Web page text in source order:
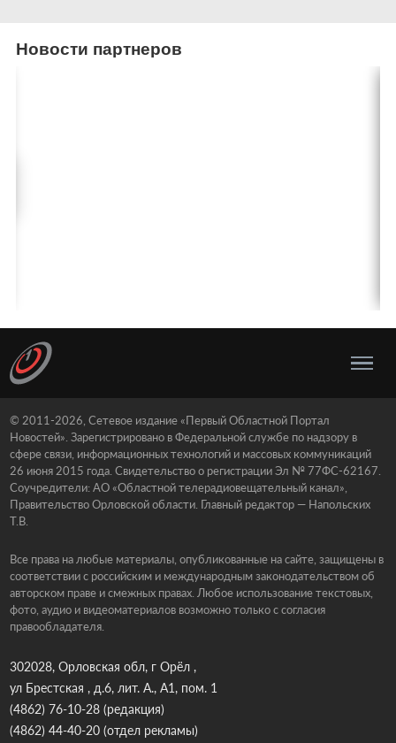
Новости партнеров
© 2011-2026, Сетевое издание «Первый Областной Портал
Новостей». Зарегистрировано в Федеральной службе по надзору в
сфере связи, информационных технологий и массовых коммуникаций
26 июня 2015 года. Свидетельство о регистрации Эл № 77ФС-62167.
Соучредители: АО «Областной телерадиовещательный канал»,
Правительство Орловской области. Главный редактор — Напольских
Т.В.
Все права на любые материалы, опубликованные на сайте, защищены в
соответствии с российским и международным законодательством об
авторском праве и смежных правах. Любое использование текстовых,
фото, аудио и видеоматериалов возможно только с согласия
правообладателя.
302028, Орловская обл, г Орёл ,
ул Брестская , д.6, лит. А., А1, пом. 1
(4862) 76-10-28(редакция)
(4862) 44-40-20(отдел рекламы)